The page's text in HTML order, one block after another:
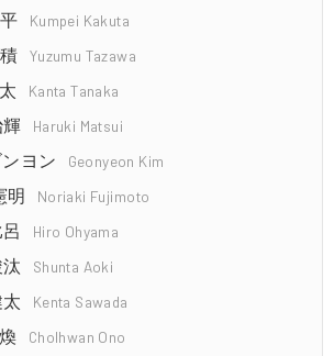
Kumpei Kakuta
Yuzumu Tazawa
Kanta Tanaka
Haruki Matsui
ヨン Geonyeon Kim
明 Noriaki Fujimoto
Hiro Ohyama
Shunta Aoki
Kenta Sawada
Cholhwan Ono